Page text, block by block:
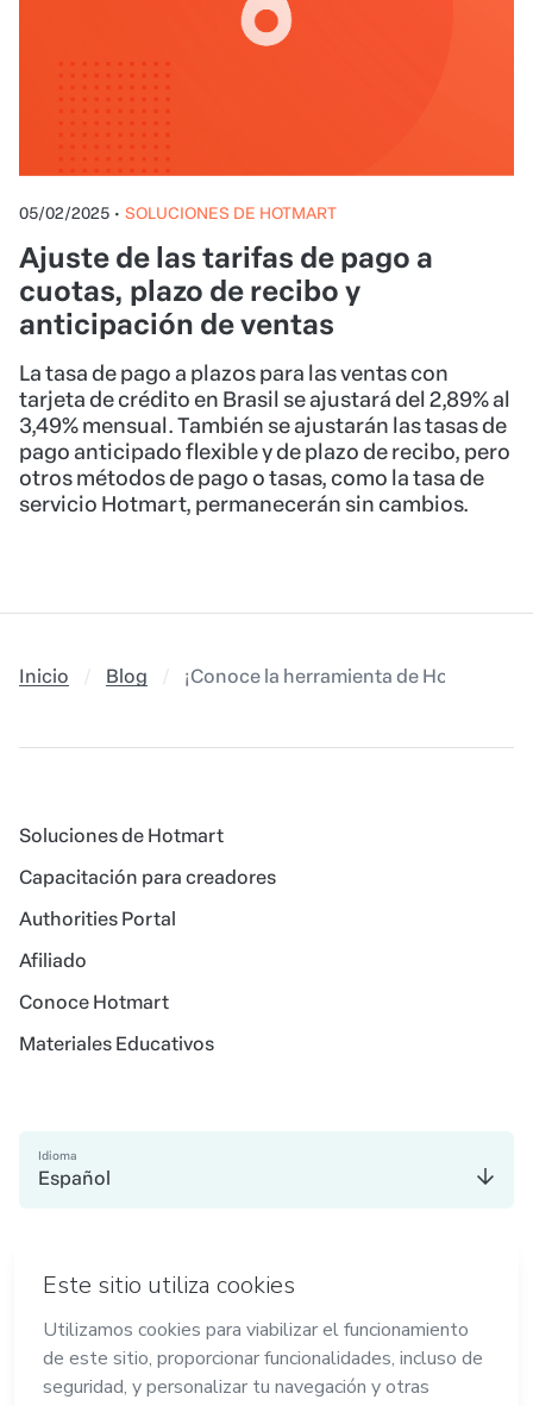
05/02/2025 • SOLUCIONES DE HOTMART
Ajuste de las tarifas de pago a
cuotas, plazo de recibo y
anticipación de ventas
La tasa de pago a plazos para las ventas con
tarjeta de crédito en Brasil se ajustará del 2,89% al
3,49% mensual. También se ajustarán las tasas de
pago anticipado flexible y de plazo de recibo, pero
otros métodos de pago o tasas, como la tasa de
servicio Hotmart, permanecerán sin cambios.
Inicio Blog ¡Conoce la herramienta de Hotmart
Soluciones de Hotmart
Capacitación para creadores
Authorities Portal
Afiliado
Conoce Hotmart
Materiales Educativos
Idioma
Español
Hecho con en Belo Horizonte